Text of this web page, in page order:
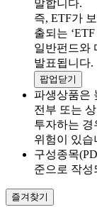
말합니다.
즉, ETF가
출되는
일반펀드와
발표됩니다.
팝업닫기
파생상품은
전부 또는
투자하는
위험이 있습
구성종목
준으로 작성
즐겨찾기